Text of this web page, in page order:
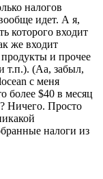
налогов
идет. А я,
которого входит
же входит
и прочее
т.п.). (Аа, забыл,
с меня
более $40 в месяц
Ничего. Просто
налоги из